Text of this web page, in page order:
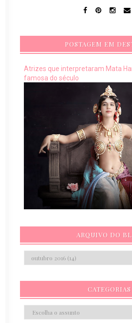
POSTAGEM EM
Atrizes que interpretaram Mata
famosa do século
ARQUIVO DO
CATEGORIAS